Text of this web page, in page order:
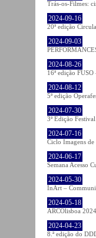
Trás-os-Filmes:
2024-09-16
20ª edição
2024-09-03
2024-08-26
16ª edição
2024-08-12
5ª edição
2024-07-30
3ª Edição
2024-07-16
Ciclo Imagens de
2024-06-17
Semana Acesso
2024-05-30
InArt –
2024-05-18
ARCOlisboa
2024-04-23
8.ª edição do